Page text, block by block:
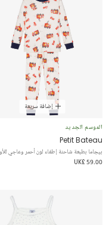
إضافة سريعة
الموسم الجديد
Petit Bateau
بيجاما بطبعة شاحنة إطفاء لون أحمر وعاجي
UK£ 59.00